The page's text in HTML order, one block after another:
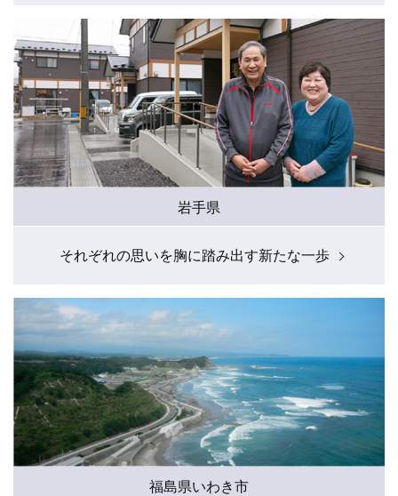
岩手県
それぞれの思いを胸に踏み出す新たな一歩
福島県いわき市